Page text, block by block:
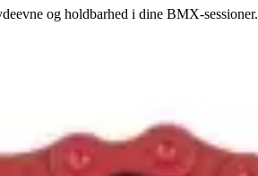
og holdbarhed i dine BMX-sessioner.